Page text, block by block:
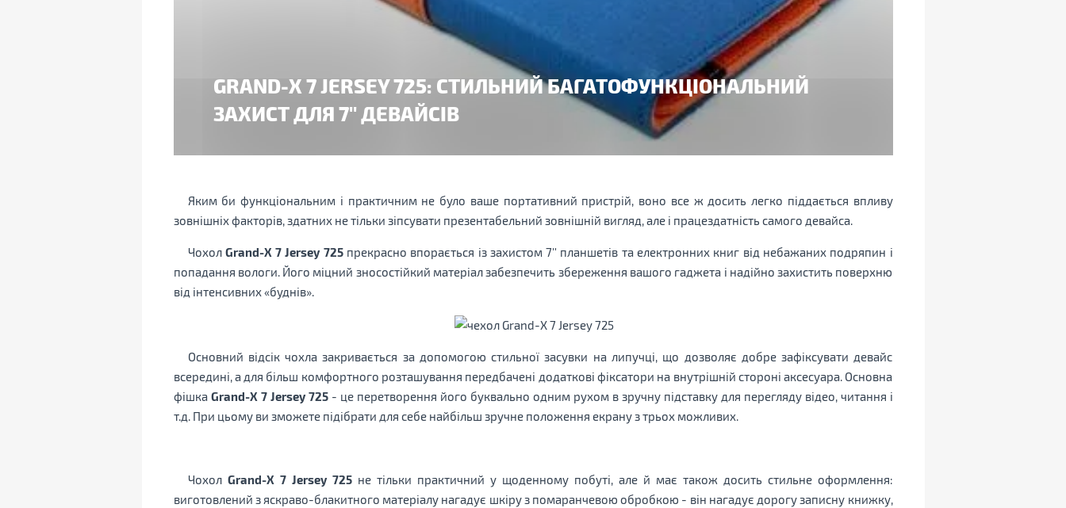
GRAND-X 7 JERSEY 725: СТИЛЬНИЙ БАГАТОФУНКЦІОНАЛЬНИЙ
ЗАХИСТ ДЛЯ 7'' ДЕВАЙСІВ
Яким би функціональним і практичним не було ваше портативний пристрій, воно все ж досить легко піддається впливу
зовнішніх факторів, здатних не тільки зіпсувати презентабельний зовнішній вигляд, але і працездатність самого девайса.
Чохол Grand-X 7 Jersey 725прекрасно впорається із захистом 7'' планшетів та електронних книг від небажаних подряпин і
попадання вологи. Його міцний зносостійкий матеріал забезпечить збереження вашого гаджета і надійно захистить поверхню
від інтенсивних «буднів».
Основний відсік чохла закривається за допомогою стильної засувки на липучці, що дозволяє добре зафіксувати девайс
всередині, а для більш комфортного розташування передбачені додаткові фіксатори на внутрішній стороні аксесуара. Основна
фішка Grand-X 7 Jersey 725- це перетворення його буквально одним рухом в зручну підставку для перегляду відео, читання і
т.д. При цьому ви зможете підібрати для себе найбільш зручне положення екрану з трьох можливих.
Чохол Grand-X 7 Jersey 725не тільки практичний у щоденному побуті, але й має також досить стильне оформлення:
виготовлений з яскраво-блакитного матеріалу нагадує шкіру з помаранчевою обробкою - він нагадує дорогу записну книжку,